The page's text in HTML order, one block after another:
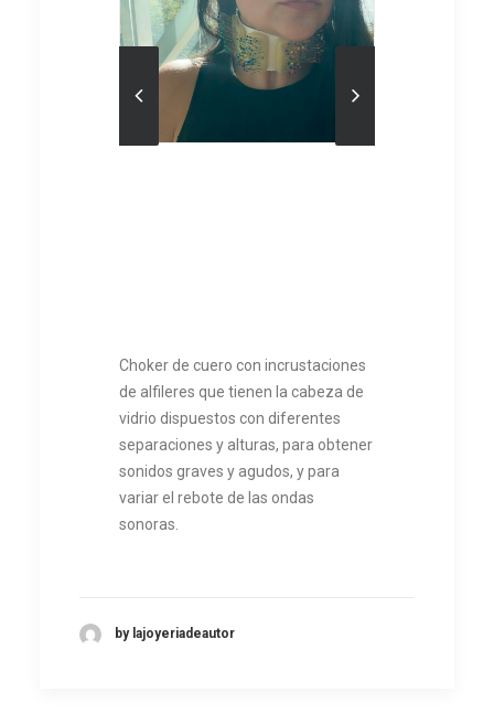
Descargar archivo:
http://www.lajoyeriadea
utor.com/wp-
content/uploads/2024/09
/joya-sonora-Laura-
Egea-La-Joyeria-de-
Autor.mp4?_=1
Choker de cuero con incrustaciones
de alfileres que tienen la cabeza de
vidrio dispuestos con diferentes
separaciones y alturas, para obtener
sonidos graves y agudos, y para
variar el rebote de las ondas
sonoras.
by lajoyeriadeautor